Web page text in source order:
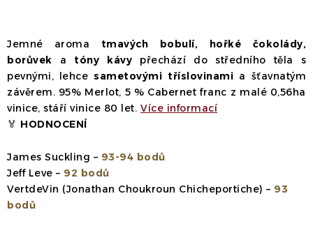
Jemné aroma tmavých bobulí, hořké čokolády,
borůvek a tóny kávy přechází do středního těla s
pevnými, lehcesametovými tříslovinami a šťavnatým
závěrem. 95% Merlot, 5 % Cabernet franc z malé 0,56ha
vinice, stáří vinice 80 let. Více informací
🏅 HODNOCENÍ
James Suckling – 93-94 bodů
Jeff Leve – 92 bodů
VertdeVin (Jonathan Choukroun Chicheportiche) – 93
bodů